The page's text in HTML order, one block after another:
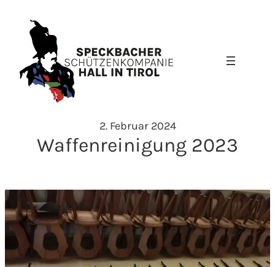
Inhalt
springen
2. Februar 2024
Waffenreinigung 2023